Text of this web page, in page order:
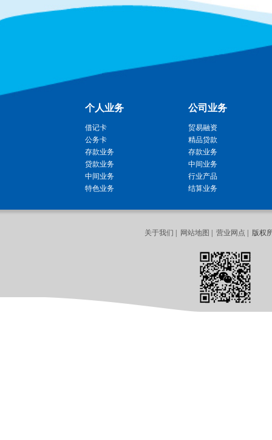
个人业务
借记卡
公务卡
存款业务
贷款业务
中间业务
特色业务
公司业务
贸易融资
精品贷款
存款业务
中间业务
行业产品
结算业务
关于我们 网站地图 营业网点 | 版权